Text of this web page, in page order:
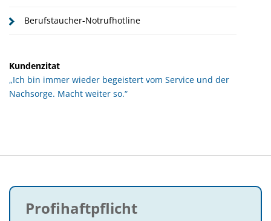
Berufstaucher-Notrufhotline
Kundenzitat
„Ich bin immer wieder begeistert vom Service und der
Nachsorge. Macht weiter so.“
Profihaftpflicht